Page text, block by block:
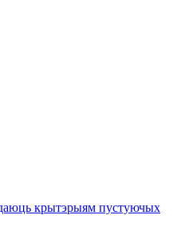
крытэрыям пустуючых